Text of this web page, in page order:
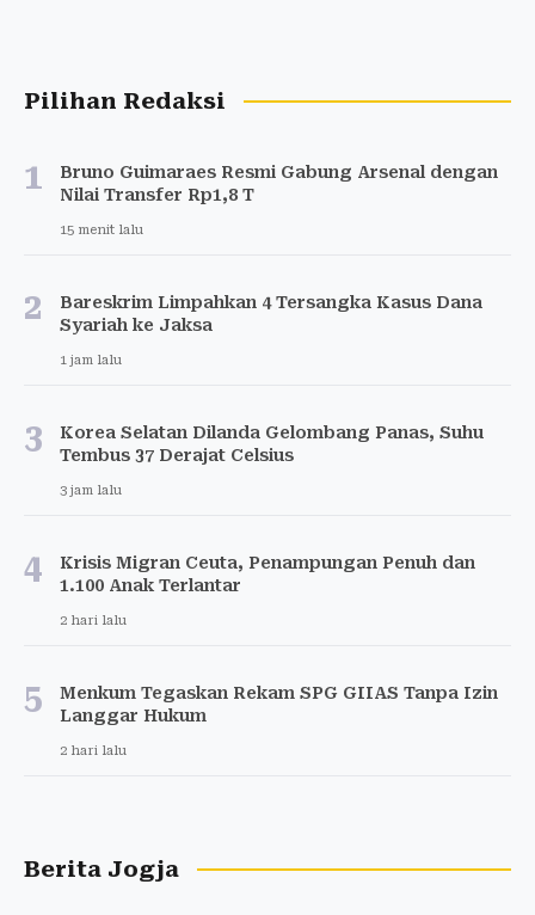
Pilihan Redaksi
1
Bruno Guimaraes Resmi Gabung Arsenal dengan
Nilai Transfer Rp1,8 T
15 menit lalu
2
Bareskrim Limpahkan 4 Tersangka Kasus Dana
Syariah ke Jaksa
1 jam lalu
3
Korea Selatan Dilanda Gelombang Panas, Suhu
Tembus 37 Derajat Celsius
3 jam lalu
4
Krisis Migran Ceuta, Penampungan Penuh dan
1.100 Anak Terlantar
2 hari lalu
5
Menkum Tegaskan Rekam SPG GIIAS Tanpa Izin
Langgar Hukum
2 hari lalu
Berita Jogja